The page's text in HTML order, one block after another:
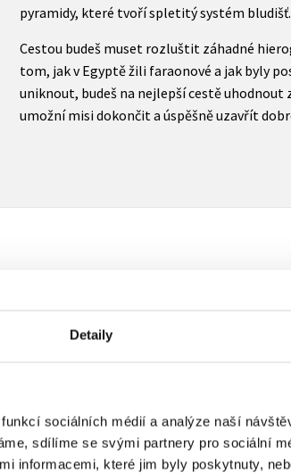
Detaily
sociálních médií a analýze naší
sdílíme se svými partnery pro sociální
informacemi, které jim byly poskytnuty,
pyramidy, které tvoří spletitý systém bludišť.
Cestou budeš muset rozluštit záhadné
tom, jak v Egyptě žili faraonové a jak byly
uniknout, budeš na nejlepší cestě
umožní misi dokončit a úspěšně uzavřít
mohou vkládat pouze registrovaní